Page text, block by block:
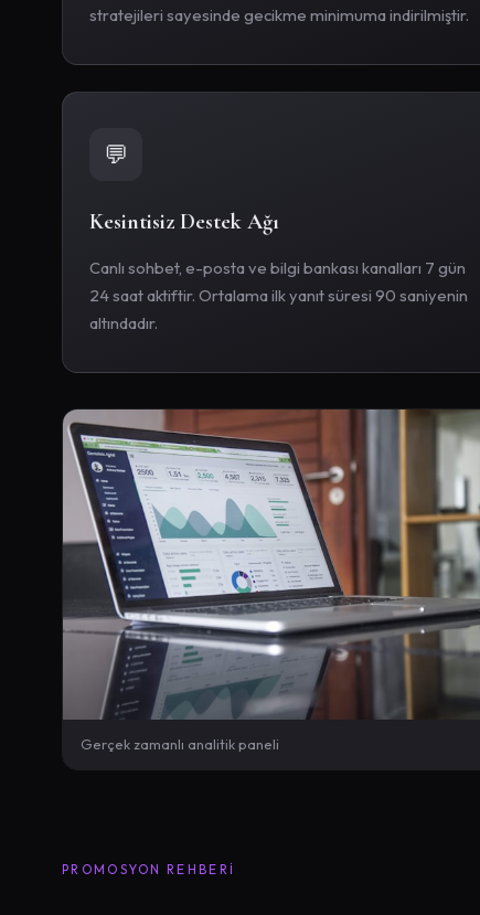
stratejileri sayesinde gecikme minimuma indirilmiştir.
💬
Kesintisiz Destek Ağı
Canlı sohbet, e-posta ve bilgi bankası kanalları 7 gün
24 saat aktiftir. Ortalama ilk yanıt süresi 90 saniyenin
altındadır.
Gerçek zamanlı analitik paneli
PROMOSYON REHBERI